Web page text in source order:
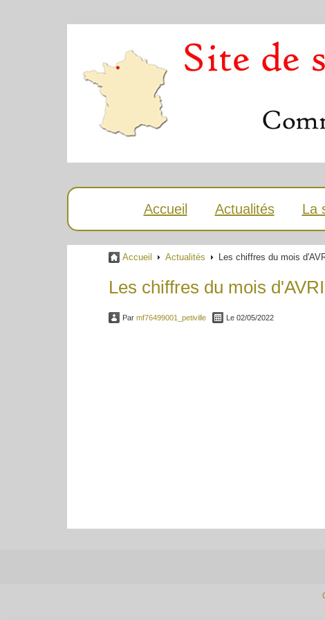
Accueil Actualités La
Accueil Actualités Les chiffres du mois
Les chiffres du mois
Par mf76499001_petiville Le 02/05/2022